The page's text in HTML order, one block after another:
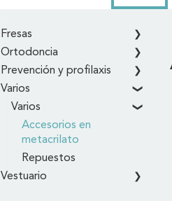
Fresas
Ortodoncia
Prevención y profilaxis
Varios
Varios
Accesorios en
metacrilato
Repuestos
Vestuario